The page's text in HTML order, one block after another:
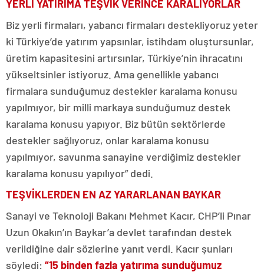
YERLİ YATIRIMA TEŞVİK VERİNCE KARALIYORLAR
Biz yerli firmaları, yabancı firmaları destekliyoruz yeter
ki Türkiye’de yatırım yapsınlar, istihdam oluştursunlar,
üretim kapasitesini artırsınlar, Türkiye’nin ihracatını
yükseltsinler istiyoruz. Ama genellikle yabancı
firmalara sunduğumuz destekler karalama konusu
yapılmıyor, bir milli markaya sunduğumuz destek
karalama konusu yapıyor. Biz bütün sektörlerde
destekler sağlıyoruz, onlar karalama konusu
yapılmıyor, savunma sanayine verdiğimiz destekler
karalama konusu yapılıyor” dedi.
TEŞVİKLERDEN EN AZ YARARLANAN BAYKAR
Sanayi ve Teknoloji Bakanı Mehmet Kacır, CHP’li Pınar
Uzun Okakın’ın Baykar’a devlet tarafından destek
verildiğine dair sözlerine yanıt verdi. Kacır şunları
söyledi: “15 binden fazla yatırıma sunduğumuz